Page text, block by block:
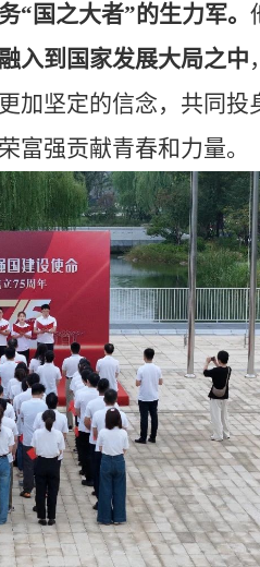
“国之大者”的生力军。
入到国家发展大局之中
加坚定的信念，共同投
富强贡献青春和力量。